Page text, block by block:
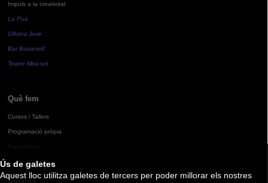
Ús de galetes
Aquest lloc utilitza galetes de tercers per poder millorar els nostres
Impuls a la creativitat
La Pua
Oficina Jove
Bar Bocamoll
Teatre Mira-sol
Què fem
Cursos i Tallers
Programació pròpia